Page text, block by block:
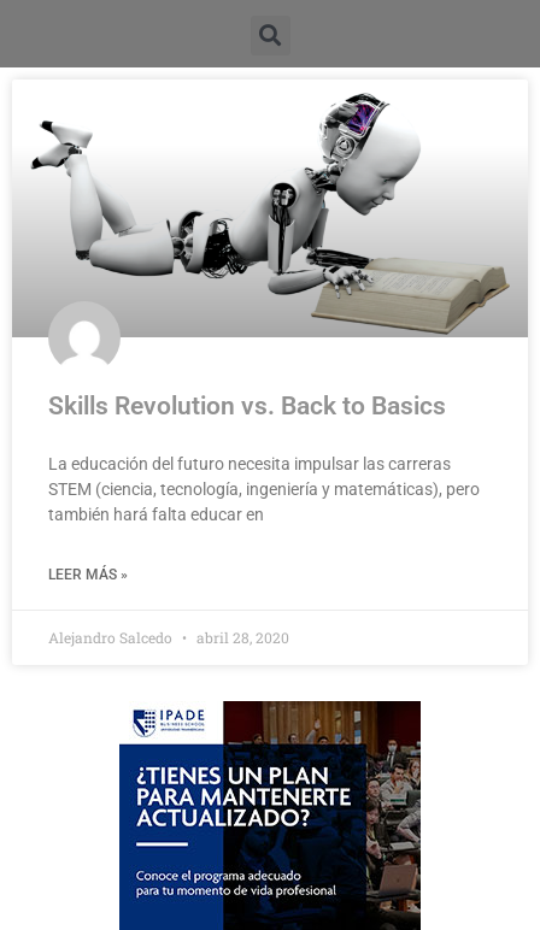
Skills Revolution vs. Back to Basics
La educación del futuro necesita impulsar las carreras
STEM (ciencia, tecnología, ingeniería y matemáticas), pero
también hará falta educar en
LEER MÁS »
Alejandro Salcedo abril 28, 2020